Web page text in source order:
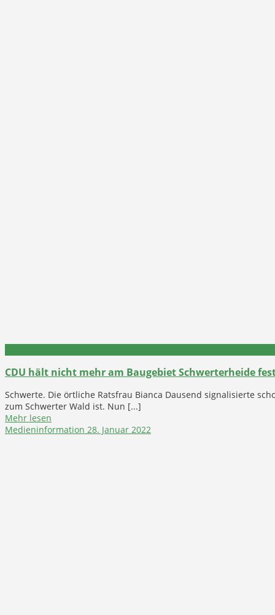
CDU hält nicht mehr am Baugebiet Schwerterheide
Schwerte. Die örtliche Ratsfrau Bianca Dausend signalisierte
zum Schwerter Wald ist. Nun [...]
Mehr lesen
Medieninformation 28. Januar 2022